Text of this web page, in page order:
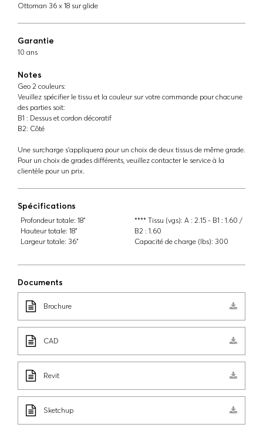
Ottoman 36 x 18 sur glide
Garantie
10 ans
Notes
Geo 2 couleurs:
Veuillez spécifier le tissu et la couleur sur votre commande pour chacune
des parties soit:
B1 : Dessus et cordon décoratif
B2: Côté
Une surcharge s'appliquera pour un choix de deux tissus de même grade.
Pour un choix de grades différents, veuillez contacter le service à la
clientèle pour un prix.
Spécifications
Profondeur totale: 18"
Hauteur totale: 18"
Largeur totale: 36"
**** Tissu (vgs): A : 2.15 - B1 : 1.60 /
B2 : 1.60
Capacité de charge (lbs): 300
Documents
Brochure
CAD
Revit
Sketchup